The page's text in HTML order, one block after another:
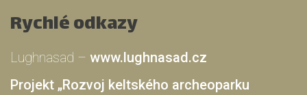
Rychlé odkazy
Lughnasad – www.lughnasad.cz
Projekt „Rozvoj keltského archeoparku